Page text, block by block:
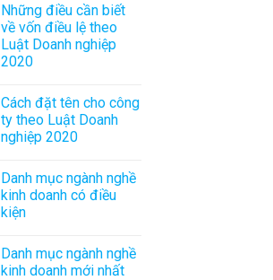
Những điều cần biết
về vốn điều lệ theo
Luật Doanh nghiệp
2020
Cách đặt tên cho công
ty theo Luật Doanh
nghiệp 2020
Danh mục ngành nghề
kinh doanh có điều
kiện
Danh mục ngành nghề
kinh doanh mới nhất